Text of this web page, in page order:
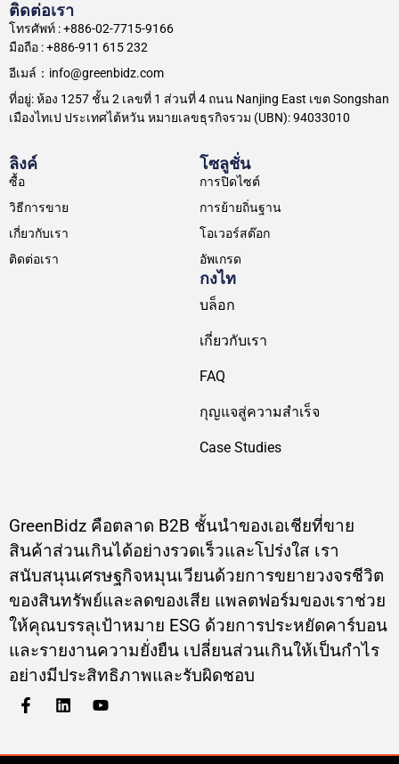
GreenBidz คือตลาด B2B ชั้นนำของเอเชียที่ขาย
สินค้าส่วนเกินได้อย่างรวดเร็วและโปร่งใส เรา
สนับสนุนเศรษฐกิจหมุนเวียนด้วยการขยายวงจรชีวิต
ของสินทรัพย์และลดของเสีย แพลตฟอร์มของเราช่วย
ให้คุณบรรลุเป้าหมาย ESG ด้วยการประหยัดคาร์บอน
และรายงานความยั่งยืน เปลี่ยนส่วนเกินให้เป็นกำไร
อย่างมีประสิทธิภาพและรับผิดชอบ
โซลูชั่น
การปิดไซต์
การย้ายถิ่นฐาน
โอเวอร์สต๊อก
อัพเกรด
ลิงค์
ซื้อ
วิธีการขาย
เกี่ยวกับเรา
ติดต่อเรา
กงไท
บล็อก
เกี่ยวกับเรา
FAQ
กุญแจสู่ความสำเร็จ
Case Studies
ติดต่อเรา
โทรศัพท์ : +886-02-7715-9166
มือถือ : +886-911 615 232
อีเมล์：info@greenbidz.com
ที่อยู่: ห้อง 1257 ชั้น 2 เลขที่ 1 ส่วนที่ 4 ถนน Nanjing East เขต Songshan
เมืองไทเป ประเทศไต้หวัน หมายเลขธุรกิจรวม (UBN): 94033010